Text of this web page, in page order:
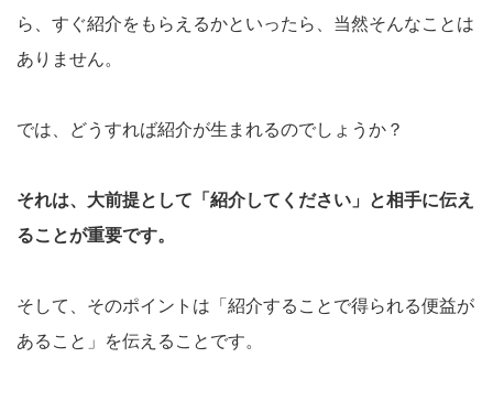
ら、すぐ紹介をもらえるかといったら、当然そんなことは
ありません。
では、どうすれば紹介が生まれるのでしょうか？
それは、大前提として「紹介してください」と相手に伝え
ることが重要です。
そして、そのポイントは「紹介することで得られる便益が
あること」を伝えることです。